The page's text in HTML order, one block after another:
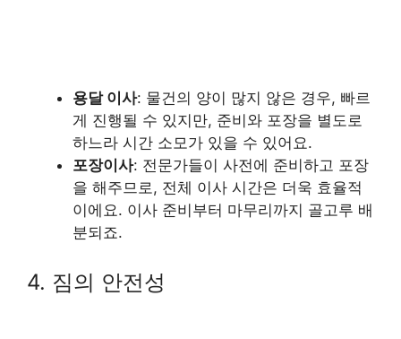
용달 이사: 물건의 양이 많지 않은 경우, 빠르
게 진행될 수 있지만, 준비와 포장을 별도로
하느라 시간 소모가 있을 수 있어요.
포장이사: 전문가들이 사전에 준비하고 포장
을 해주므로, 전체 이사 시간은 더욱 효율적
이에요. 이사 준비부터 마무리까지 골고루 배
분되죠.
4. 짐의 안전성